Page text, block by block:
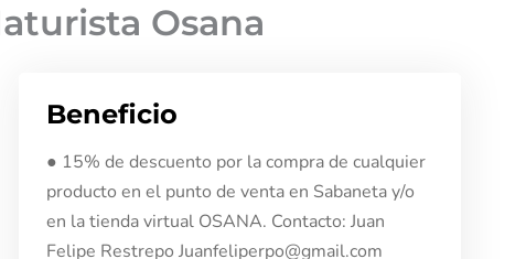
Osana
Beneficio
● 15% de descuento por la compra de cualquier
producto en el punto de venta en Sabaneta y/o
en la tienda virtual OSANA. Contacto: Juan
Felipe Restrepo Juanfeliperpo@gmail.com